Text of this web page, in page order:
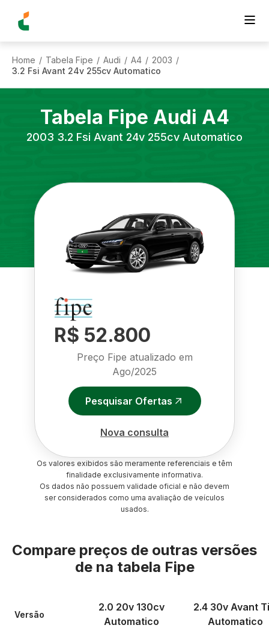
Home / Tabela Fipe / Audi / A4 / 2003 /
3.2 Fsi Avant 24v 255cv Automatico
Tabela Fipe Audi A4
2003 3.2 Fsi Avant 24v 255cv Automatico
R$ 52.800
Preço Fipe atualizado em
Ago/2025
Pesquisar Ofertas
Nova consulta
Os valores exibidos são meramente referenciais e têm
finalidade exclusivamente informativa.
Os dados não possuem validade oficial e não devem
ser considerados como uma avaliação de veículos
usados.
Compare preços de outras versões
de na tabela Fipe
Versão
2.0 20v 130cv
Automatico
2.4 30v Avant
Automatico